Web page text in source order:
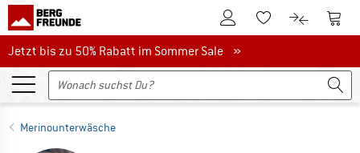
Zum KundenkontoZum Merkzettel.
Zum Zum
Jetzt bis zu 50% Rabatt im Sommer Sale
Jetzt bis zu 50% Rabatt im Sommer Sale »
Merinounterwäsche